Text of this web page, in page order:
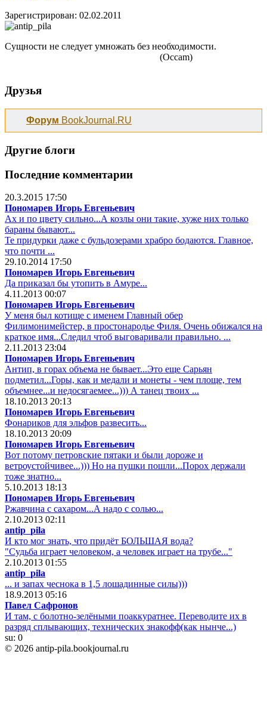
Зарегистрирован: 02.02.2011
Сущности не следует умножать без необходимости.
(Occam)
Друзья
Форум BookJournal.RU
Другие блоги
Последние комментарии
20.3.2015 17:50
Пономарев Игорь Евгеньевич
Ах и по цвету сильно...А козлы они такие, хуже них только
бараны бывают...
Те придурки даже с бульдозерами храбро бодаются. Главное,
что почти ...
29.10.2014 17:50
Пономарев Игорь Евгеньевич
Да приказал бы утопить в Амуре...
4.11.2013 00:07
Пономарев Игорь Евгеньевич
У меня был котище с именем Главный обер
Филимонимейстер, в простонародье Филя. Очень обижался на
краткое имя...Следил чтоб выговаривали правильно. ...
2.11.2013 23:04
Пономарев Игорь Евгеньевич
Антип, в горах объема не бывает...Это еще Сарьян
подметил...Горы, как и медали и монеты - чем площе, тем
объемнее...и недосягаемее...))) А танец твоих ...
18.10.2013 20:13
Пономарев Игорь Евгеньевич
Фонариков для эльфов развесить...
18.10.2013 20:09
Пономарев Игорь Евгеньевич
Вот потому петровские пятаки и были дороже и
ветроустойчивее...))) Но на пушки пошли...Порох держали
тоже знатно...
5.10.2013 18:13
Пономарев Игорь Евгеньевич
Ржавчина с сахаром...А надо с солью...
2.10.2013 02:11
antip_pila
И кто мог знать, что придёт БОЛЬШАЯ вода?
"Судьба играет человеком, а человек играет на трубе..."
2.10.2013 01:55
antip_pila
... и запах чеснока в 1,5 лошадинные силы)))
18.9.2013 05:16
Павел Сафронов
И там, с болотно-зелёными поаккуратнее. Переводите их в
разряд сплывающих, технических знакофф(как нынче...)
su: 0
© 2026 antip-pila.bookjournal.ru